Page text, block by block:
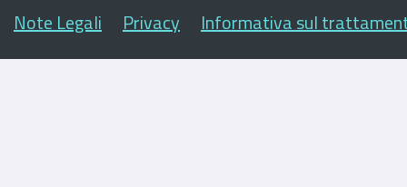
Note Legali Privacy Informativa sul